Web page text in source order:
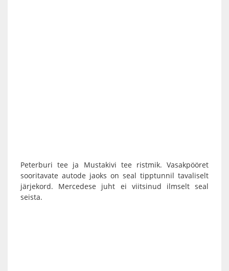
Peterburi tee ja Mustakivi tee ristmik. Vasakpööret
sooritavate autode jaoks on seal tipptunnil tavaliselt
järjekord. Mercedese juht ei viitsinud ilmselt seal
seista.